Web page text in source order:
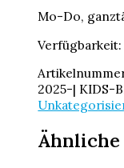
Mo-Do,
Verfügbarkeit:
2025-| KIDS-